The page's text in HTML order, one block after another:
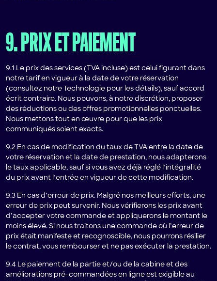
9. PRIX ET PAIEMENT
9.1 Le prix des services (TVA incluse) est celui figurant dans
notre tarif en vigueur à la date de votre réservation
(consultez notre Technologie pour les détails), sauf accord
écrit contraire. Nous pouvons, à notre discrétion, proposer
des réductions ou des offres promotionnelles ponctuelles.
Nous mettons tout en œuvre pour que les prix
communiqués soient exacts.
9.2 En cas de modification du taux de TVA entre la date de
votre réservation et la date de prestation, nous adapterons
le taux applicable, sauf si vous avez déjà réglé l’intégralité
du prix avant l’entrée en vigueur de cette modification.
9.3 En cas d’erreur de prix. Malgré nos meilleurs efforts, une
erreur de prix peut survenir. Nous vérifierons les prix avant
d’accepter votre commande et appliquerons le montant le
moins élevé. Si nous traitons une commande où l’erreur de
prix était manifeste et recognoscible, nous pourrons résilier
le contrat, vous rembourser et ne pas exécuter la prestation.
9.4 Le paiement de la partie et/ou de la cabine et des
améliorations pré-commandées en ligne est exigible au